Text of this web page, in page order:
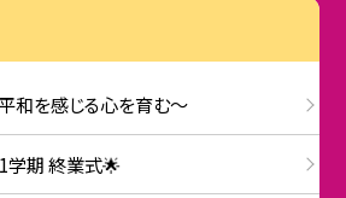
和を感じる心を育む～
期 終業式🌟